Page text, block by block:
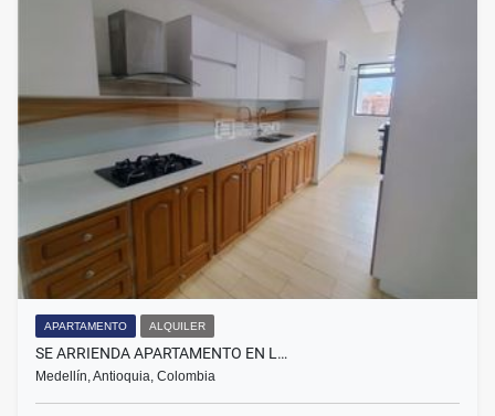
APARTAMENTO ALQUILER
SE ARRIENDA APARTAMENTO EN L…
Medellín, Antioquia, Colombia